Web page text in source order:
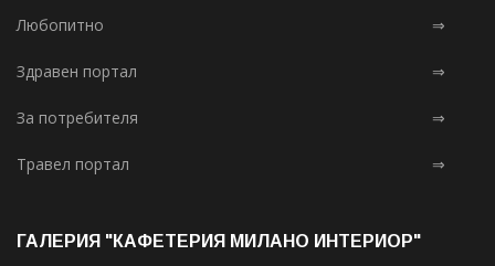
Любопитно ⇒
Здравен портал ⇒
За потребителя ⇒
Травел портал ⇒
ГАЛЕРИЯ "КАФЕТЕРИЯ МИЛАНО ИНТЕРИОР"